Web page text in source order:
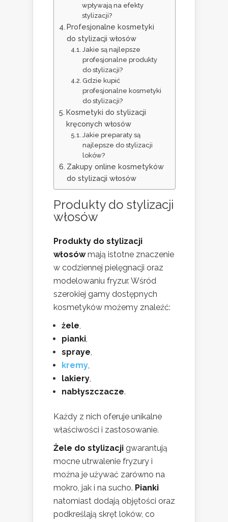
wpływają na efekty
stylizacji?
Profesjonalne kosmetyki
do stylizacji włosów
Jakie są najlepsze
profesjonalne produkty
do stylizacji?
Gdzie kupić
profesjonalne kosmetyki
do stylizacji?
Kosmetyki do stylizacji
kręconych włosów
Jakie preparaty są
najlepsze do stylizacji
loków?
Zakupy online kosmetyków
do stylizacji włosów
Produkty do stylizacji
włosów
Produkty do stylizacji
włosówmają istotne znaczenie
w codziennej pielęgnacji oraz
modelowaniu fryzur. Wśród
szerokiej gamy dostępnych
kosmetyków możemy znaleźć:
żele,
pianki,
spraye,
kremy,
lakiery,
nabłyszczacze.
Każdy z nich oferuje unikalne
właściwości i zastosowanie.
Żele do stylizacji gwarantują
mocne utrwalenie fryzury i
można je używać zarówno na
mokro, jak i na sucho. Pianki
natomiast dodają objętości oraz
podkreślają skręt loków, co